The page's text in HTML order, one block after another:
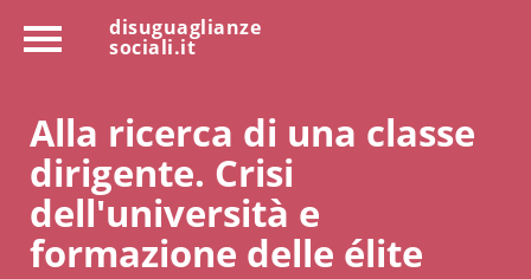
disuguaglianze
sociali.it
Alla ricerca di una classe
dirigente. Crisi
dell'università e
formazione delle élite